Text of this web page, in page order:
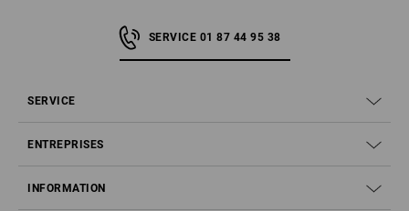
Étape 1 – Que signifient les mentions S1, S2, S3 et
SERVICE 01 87 44 95 38
SERVICE
ENTREPRISES
INFORMATION